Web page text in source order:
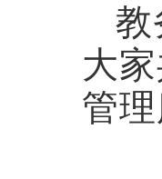
教
大
管